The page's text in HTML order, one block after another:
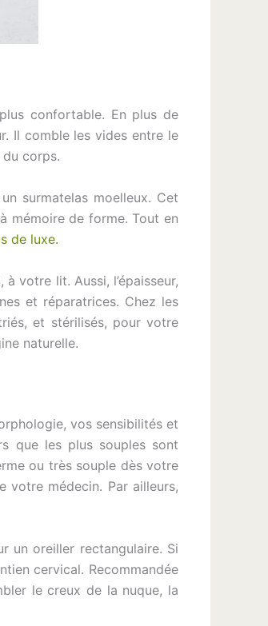
confortable. En plus de
Il comble les vides entre le
corps.
surmatelas moelleux. Cet
mémoire de forme. Tout en
de luxe.
votre lit. Aussi, l’épaisseur,
et réparatrices. Chez les
et stérilisés, pour votre
naturelle.
vos sensibilités et
que les plus souples sont
ou très souple dès votre
votre médecin. Par ailleurs,
un oreiller rectangulaire. Si
cervical. Recommandée
le creux de la nuque, la